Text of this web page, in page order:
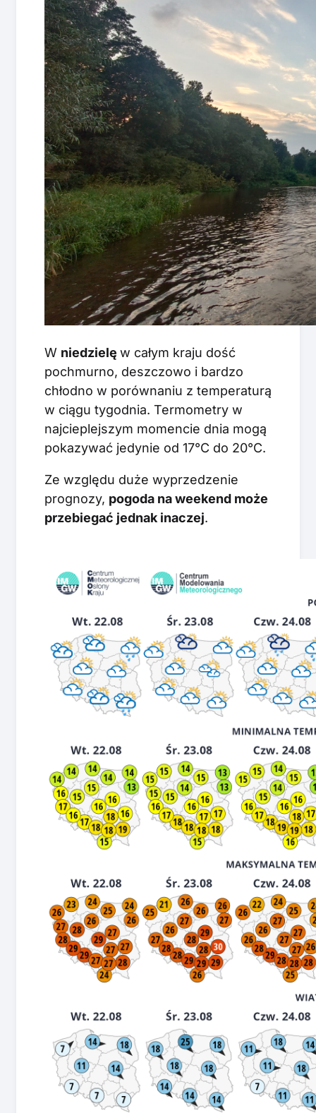
W niedzielę w całym kraju dość
pochmurno, deszczowo i bardzo
chłodno w porównaniu z temperaturą
w ciągu tygodnia. Termometry w
najcieplejszym momencie dnia mogą
pokazywać jedynie od 17°C do 20°C.
Ze względu duże wyprzedzenie
prognozy, pogoda na weekend może
przebiegać jednak inaczej.